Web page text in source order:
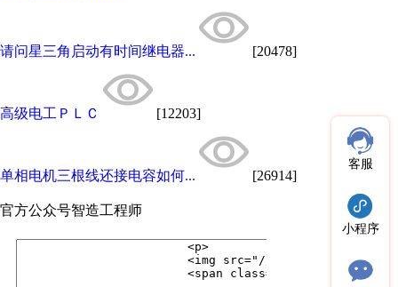
请问星三角启动有时间继电器... [20478]
高级电工ＰＬＣ [12203]
单相电机三根线还接电容如何... [26914]
官方公众号智造工程师
客服
小程序